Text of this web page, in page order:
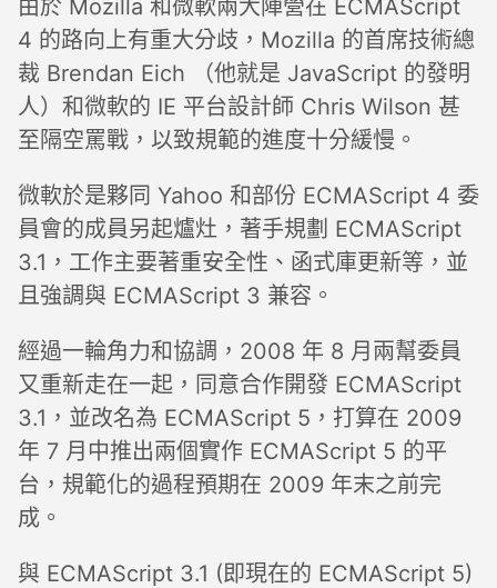
由於 Mozilla 和微軟兩大陣營在 ECMAScript
4 的路向上有重大分歧，Mozilla 的首席技術總
裁 Brendan Eich （他就是 JavaScript 的發明
人）和微軟的 IE 平台設計師 Chris Wilson 甚
至隔空罵戰，以致規範的進度十分緩慢。
微軟於是夥同 Yahoo 和部份 ECMAScript 4 委
員會的成員另起爐灶，著手規劃 ECMAScript
3.1，工作主要著重安全性、函式庫更新等，並
且強調與 ECMAScript 3 兼容。
經過一輪角力和協調，2008 年 8 月兩幫委員
又重新走在一起，同意合作開發 ECMAScript
3.1，並改名為 ECMAScript 5，打算在 2009
年 7 月中推出兩個實作 ECMAScript 5 的平
台，規範化的過程預期在 2009 年末之前完
成。
與 ECMAScript 3.1 (即現在的 ECMAScript 5)